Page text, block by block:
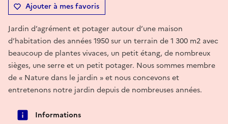
Ajouter à mes favoris
Jardin d’agrément et potager autour d’une maison
d’habitation des années 1950 sur un terrain de 1 300 m2 avec
beaucoup de plantes vivaces, un petit étang, de nombreux
sièges, une serre et un petit potager. Nous sommes membre
de « Nature dans le jardin » et nous concevons et
entretenons notre jardin depuis de nombreuses années.
Informations